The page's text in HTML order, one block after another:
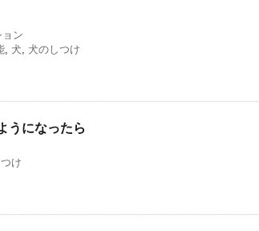
ョン
犬
犬のしつけ
うになったら
け